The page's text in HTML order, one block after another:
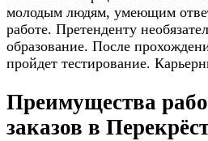
молодым людям, умеющим
работе. Претенденту
образование. После
пройдет тестирование.
Преимущества
заказов в